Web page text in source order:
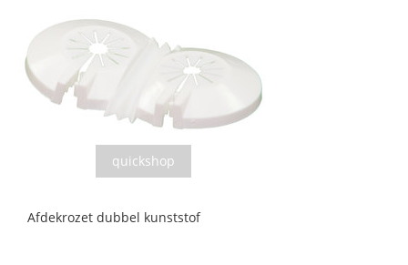
quickshop
Afdekrozet dubbel kunststof